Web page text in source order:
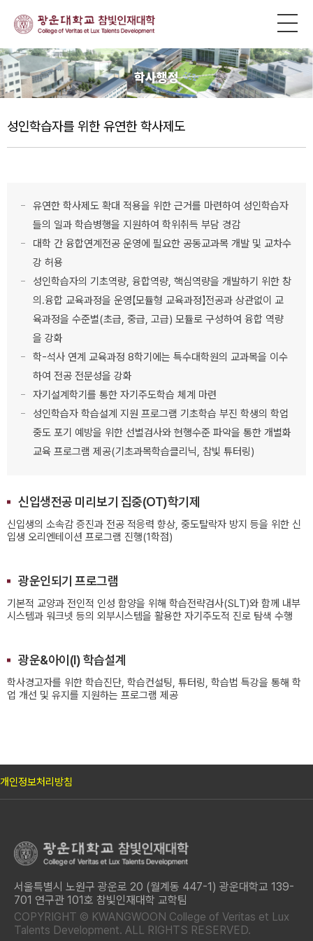
학사행정
성인학습자를 위한 유연한 학사제도
유연한 학사제도 확대 적용을 위한 근거를 마련하여 성인학습자
들의 일과 학습병행을 지원하여 학위취득 부담 경감
대학 간 융합연계전공 운영에 필요한 공동교과목 개발 및 교차수
강 허용
성인학습자의 기초역량, 융합역량, 핵심역량을 개발하기 위한 창
의.융합 교육과정을 운영【모듈형 교육과정】전공과 상관없이 교
육과정을 수준별(초급, 중급, 고급) 모듈로 구성하여 융합 역량
을 강화
학-석사 연계 교육과정 8학기에는 특수대학원의 교과목을 이수
하여 전공 전문성을 강화
자기설계학기를 통한 자기주도학습 체계 마련
성인학습자 학습설계 지원 프로그램 기초학습 부진 학생의 학업
중도 포기 예방을 위한 선별검사와 현행수준 파악을 통한 개별화
교육 프로그램 제공(기초과목학습클리닉, 참빛 튜터링)
신입생전공 미리보기 집중(OT)학기제
신입생의 소속감 증진과 전공 적응력 향상, 중도탈락자 방지 등을 위한 신
입생 오리엔테이션 프로그램 진행(1학점)
광운인되기 프로그램
기본적 교양과 전인적 인성 함양을 위해 학습전략검사(SLT)와 함께 내부
시스템과 워크넷 등의 외부시스템을 활용한 자기주도적 진로 탐색 수행
광운&아이(I) 학습설계
학사경고자를 위한 학습진단, 학습컨설팅, 튜터링, 학습법 특강을 통해 학
업 개선 및 유지를 지원하는 프로그램 제공
개인정보처리방침
서울특별시 노원구 광운로 20 (월계동 447-1) 광운대학교 139-
701 연구관 101호 참빛인재대학 교학팀
COPYRIGHT © KWANGWOON College of Veritas et Lux
Talents Development. ALL RIGHTS RESERVED.